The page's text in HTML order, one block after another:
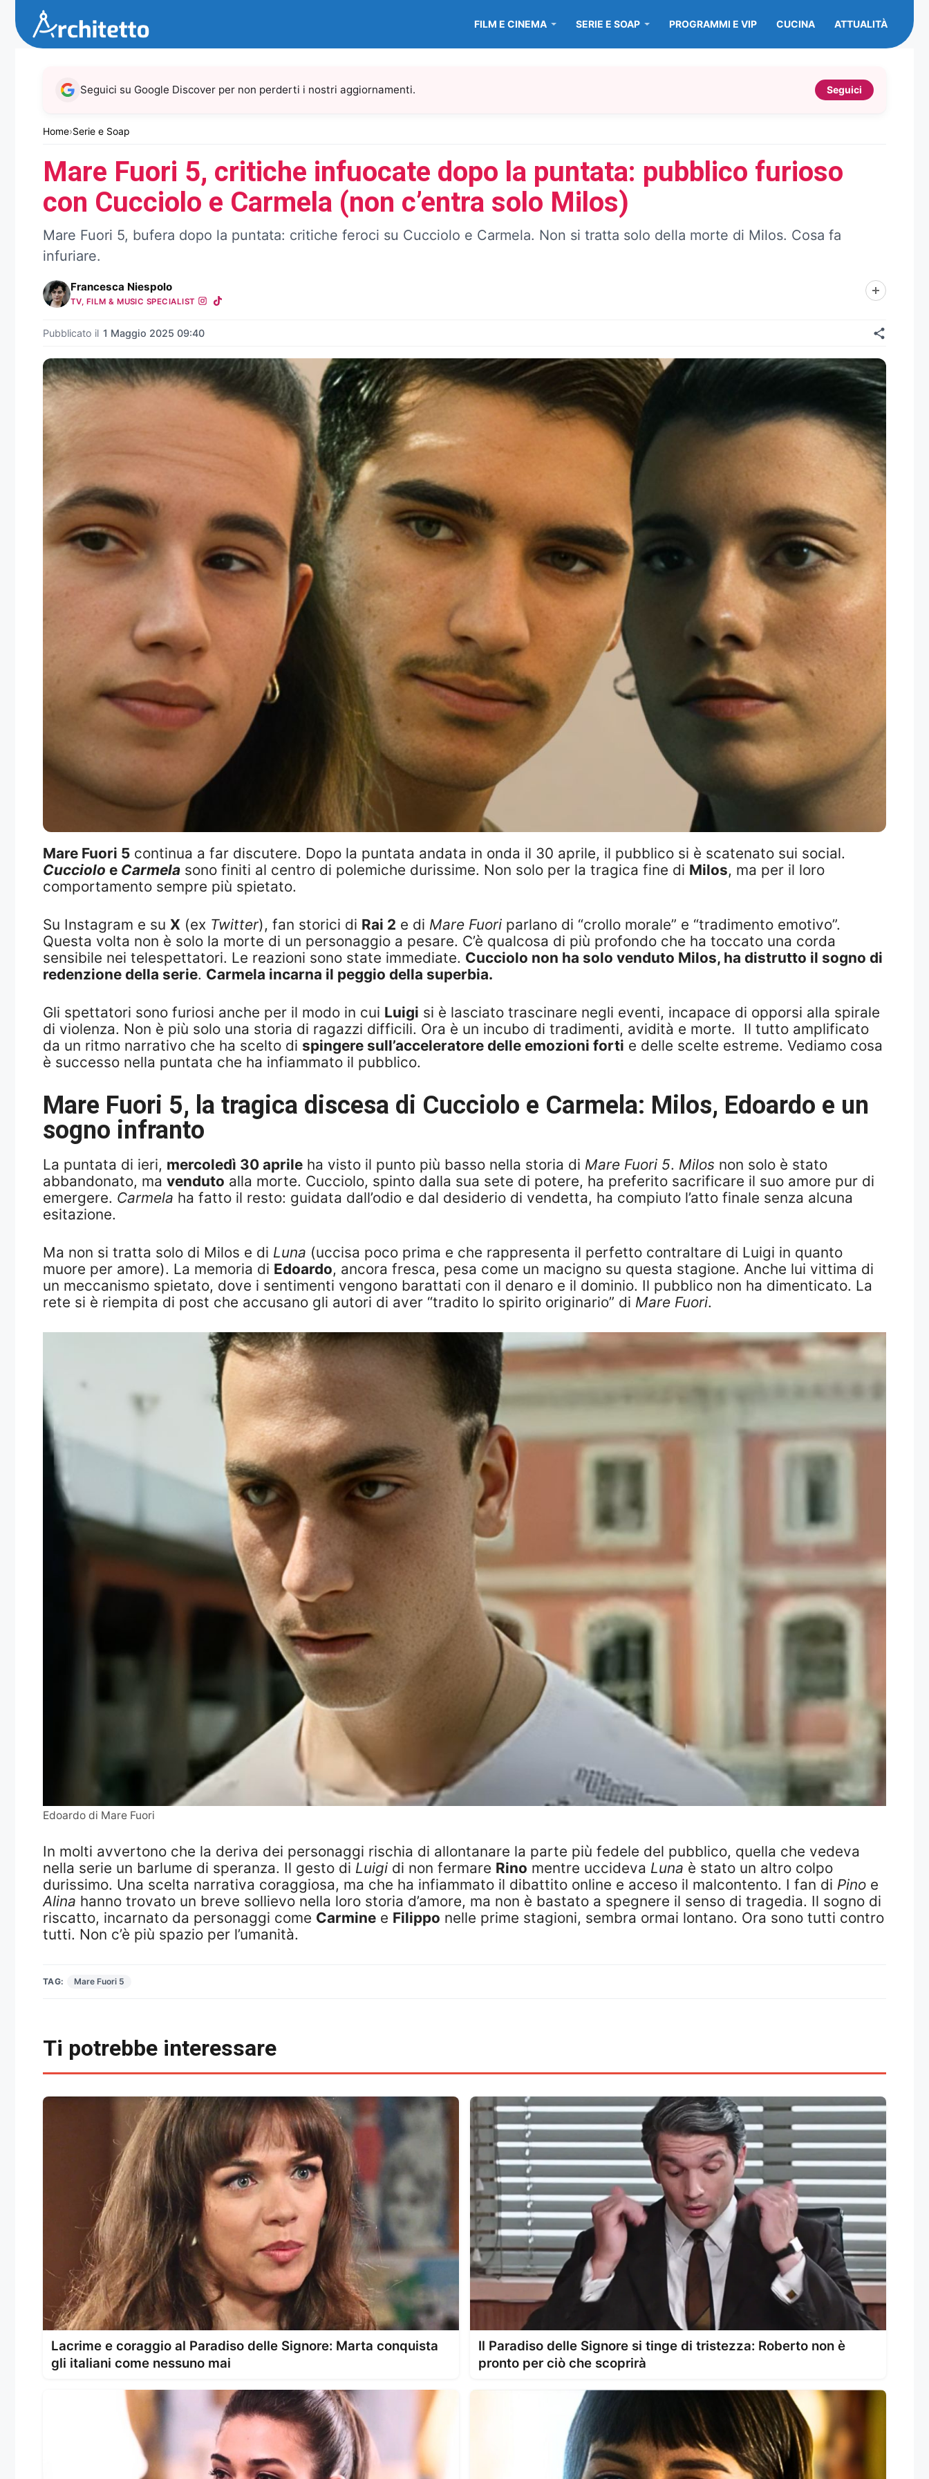
contenuto
FILM E CINEMA SERIE E SOAP PROGRAMMI E VIP CUCINA ATTUALITÀ
Home›Serie e Soap
Seguici su Google Discover per non perderti i nostri aggiornamenti. Seguici
Mare Fuori 5, critiche infuocate dopo la puntata: pubblico furioso
con Cucciolo e Carmela (non c’entra solo Milos)
Mare Fuori 5, bufera dopo la puntata: critiche feroci su Cucciolo e Carmela. Non si tratta solo della morte di Milos. Cosa fa
infuriare.
Francesca Niespolo
TV, FILM & MUSIC SPECIALIST
Pubblicato il 1 Maggio 2025 09:40
Mare Fuori 5 continua a far discutere. Dopo la puntata andata in onda il 30 aprile, il pubblico si è scatenato sui social.
Cucciolo e Carmela sono finiti al centro di polemiche durissime. Non solo per la tragica fine di Milos, ma per il loro
comportamento sempre più spietato.
Su Instagram e su X (ex Twitter), fan storici di Rai 2 e di Mare Fuori parlano di “crollo morale” e “tradimento emotivo”.
Questa volta non è solo la morte di un personaggio a pesare. C’è qualcosa di più profondo che ha toccato una corda
sensibile nei telespettatori. Le reazioni sono state immediate. Cucciolo non ha solo venduto Milos, ha distrutto il sogno di
redenzione della serie. Carmela incarna il peggio della superbia.
Gli spettatori sono furiosi anche per il modo in cui Luigi si è lasciato trascinare negli eventi, incapace di opporsi alla spirale
di violenza. Non è più solo una storia di ragazzi difficili. Ora è un incubo di tradimenti, avidità e morte. Il tutto amplificato
da un ritmo narrativo che ha scelto di spingere sull’acceleratore delle emozioni forti e delle scelte estreme. Vediamo cosa
è successo nella puntata che ha infiammato il pubblico.
Mare Fuori 5, la tragica discesa di Cucciolo e Carmela: Milos, Edoardo e un
sogno infranto
La puntata di ieri, mercoledì 30 aprile ha visto il punto più basso nella storia di Mare Fuori 5. Milos non solo è stato
abbandonato, ma venduto alla morte. Cucciolo, spinto dalla sua sete di potere, ha preferito sacrificare il suo amore pur di
emergere. Carmela ha fatto il resto: guidata dall’odio e dal desiderio di vendetta, ha compiuto l’atto finale senza alcuna
esitazione.
Ma non si tratta solo di Milos e di Luna (uccisa poco prima e che rappresenta il perfetto contraltare di Luigi in quanto
muore per amore). La memoria di Edoardo, ancora fresca, pesa come un macigno su questa stagione. Anche lui vittima di
un meccanismo spietato, dove i sentimenti vengono barattati con il denaro e il dominio. Il pubblico non ha dimenticato. La
rete si è riempita di post che accusano gli autori di aver “tradito lo spirito originario” di Mare Fuori.
Edoardo di Mare Fuori
In molti avvertono che la deriva dei personaggi rischia di allontanare la parte più fedele del pubblico, quella che vedeva
nella serie un barlume di speranza. Il gesto di Luigi di non fermare Rino mentre uccideva Luna è stato un altro colpo
durissimo. Una scelta narrativa coraggiosa, ma che ha infiammato il dibattito online e acceso il malcontento. I fan di Pino e
Alina hanno trovato un breve sollievo nella loro storia d’amore, ma non è bastato a spegnere il senso di tragedia. Il sogno di
riscatto, incarnato da personaggi come Carmine e Filippo nelle prime stagioni, sembra ormai lontano. Ora sono tutti contro
tutti. Non c’è più spazio per l’umanità.
TAG: Mare Fuori 5
Ti potrebbe interessare
Lacrime e coraggio al Paradiso delle Signore: Marta conquista
gli italiani come nessuno mai
Il Paradiso delle Signore si tinge di tristezza: Roberto non è
pronto per ciò che scoprirà